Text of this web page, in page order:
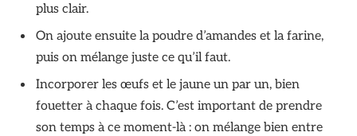
plus clair.
On ajoute ensuite la poudre d’amandes et la farine,
puis on mélange juste ce qu’il faut.
Incorporer les œufs et le jaune un par un, bien
fouetter à chaque fois. C’est important de prendre
son temps à ce moment-là : on mélange bien entre